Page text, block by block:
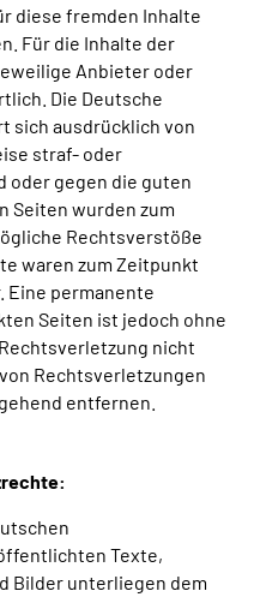
diese fremden Inhalte
Für die Inhalte der
Anbieter oder
Die Deutsche
sich ausdrücklich von
straf- oder
oder gegen die guten
Seiten wurden zum
Rechtsverstöße
waren zum Zeitpunkt
Eine permanente
Seiten ist jedoch ohne
nicht
Rechtsverletzungen
entfernen.
Texte,
Bilder unterliegen dem